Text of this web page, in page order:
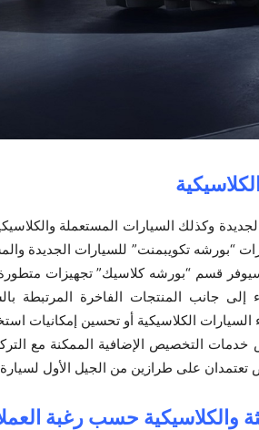
وكذلك السيارات المستعملة
“بورشه تكويبمنت” للسيارات الجديدة
قسم “بورشه كلاسيك” تجهيزات
إلى جانب المنتجات الفاخرة المرتبطة
الكلاسيكية أو تحسين إمكانيات
خدمات التخصيص الإضافية الممكنة مع
على طرازين من الجيل الأول
والكلاسيكية حسب رغبة